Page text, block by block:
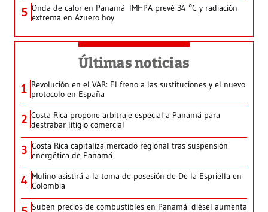
5 Onda de calor en Panamá: IMHPA prevé 34 °C y radiación
extrema en Azuero hoy
Últimas noticias
1 Revolución en el VAR: El freno a las sustituciones y el nuevo
protocolo en España
2 Costa Rica propone arbitraje especial a Panamá para
destrabar litigio comercial
3 Costa Rica capitaliza mercado regional tras suspensión
energética de Panamá
4 Mulino asistirá a la toma de posesión de De la Espriella en
Colombia
Suben precios de combustibles en Panamá: diésel aumenta